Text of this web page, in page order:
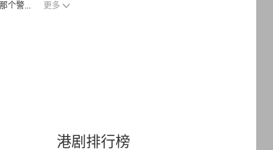
个警...
更多
港剧排行榜